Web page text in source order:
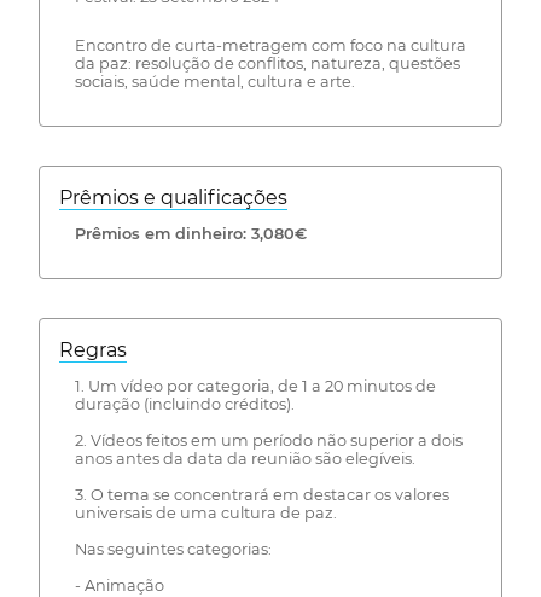
Encontro de curta-metragem com foco na cultura
da paz: resolução de conflitos, natureza, questões
sociais, saúde mental, cultura e arte.
Prêmios e qualificações
Prêmios em dinheiro: 3,080€
Regras
1. Um vídeo por categoria, de 1 a 20 minutos de
duração (incluindo créditos).
2. Vídeos feitos em um período não superior a dois
anos antes da data da reunião são elegíveis.
3. O tema se concentrará em destacar os valores
universais de uma cultura de paz.
Nas seguintes categorias:
- Animação